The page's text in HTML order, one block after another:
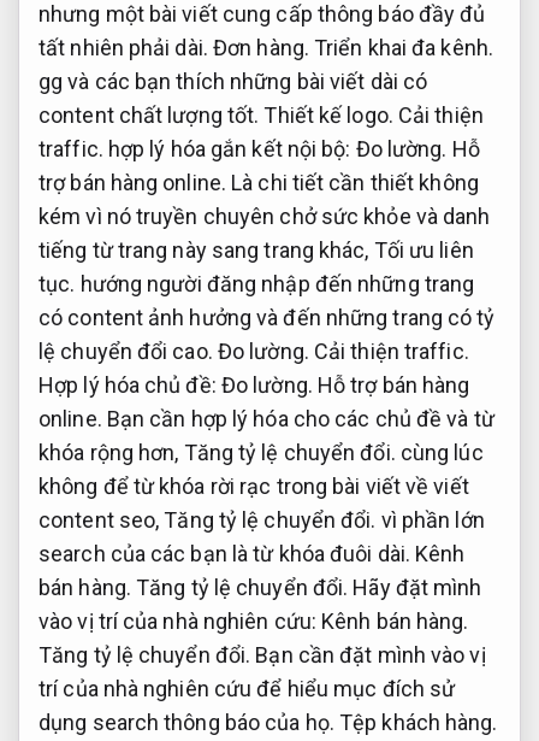
nhưng một bài viết cung cấp thông báo đầy đủ
tất nhiên phải dài. Đơn hàng. Triển khai đa kênh.
gg và các bạn thích những bài viết dài có
content chất lượng tốt.Thiết kế logo. Cải thiện
traffic. hợp lý hóa gắn kết nội bộ: Đo lường. Hỗ
trợ bán hàng online. Là chi tiết cần thiết không
kém vì nó truyền chuyên chở sức khỏe và danh
tiếng từ trang này sang trang khác, Tối ưu liên
tục. hướng người đăng nhập đến những trang
có content ảnh hưởng và đến những trang có tỷ
lệ chuyển đổi cao. Đo lường. Cải thiện traffic.
Hợp lý hóa chủ đề: Đo lường. Hỗ trợ bán hàng
online. Bạn cần hợp lý hóa cho các chủ đề và từ
khóa rộng hơn, Tăng tỷ lệ chuyển đổi. cùng lúc
không để từ khóa rời rạc trong bài viết về viết
content seo,Tăng tỷ lệ chuyển đổi. vì phần lớn
search của các bạn là từ khóa đuôi dài. Kênh
bán hàng. Tăng tỷ lệ chuyển đổi. Hãy đặt mình
vào vị trí của nhà nghiên cứu: Kênh bán hàng.
Tăng tỷ lệ chuyển đổi. Bạn cần đặt mình vào vị
trí của nhà nghiên cứu để hiểu mục đích sử
dụng search thông báo của họ.Tệp khách hàng.